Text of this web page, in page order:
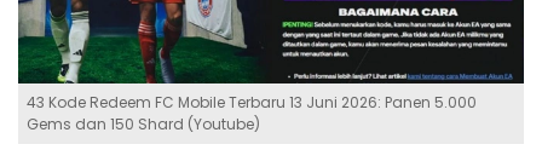
43 Kode Redeem FC Mobile Terbaru 13 Juni 2026: Panen 5.000
Gems dan 150 Shard (Youtube)